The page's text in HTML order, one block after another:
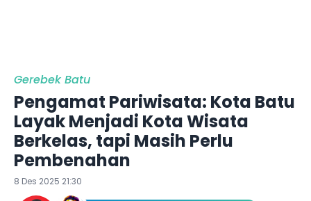
Gerebek Batu
Pengamat Pariwisata: Kota Batu
Layak Menjadi Kota Wisata
Berkelas, tapi Masih Perlu
Pembenahan
8 Des 2025 21:30